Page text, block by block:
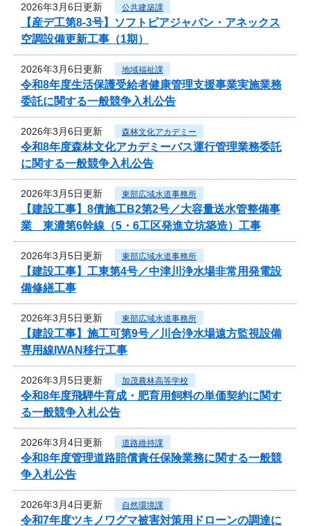
2026年3月6日更新 公共建築課
【産デ工第8-3号】ソフトピアジャパン・アネックス
空調設備更新工事（1期）
2026年3月6日更新 地域福祉課
令和8年度生活保護受給者健康管理支援事業実施業務
委託に関する一般競争入札公告
2026年3月6日更新 森林文化アカデミー
令和8年度森林文化アカデミーバス運行管理業務委託
に関する一般競争入札公告
2026年3月5日更新 東部広域水道事務所
【建設工事】8債施工B2第2号／大容量送水管整備事
業 東濃第6幹線（5・6工区発進立坑築造）工事
2026年3月5日更新 東部広域水道事務所
【建設工事】工東第4号／中津川浄水場非常用発電設
備修繕工事
2026年3月5日更新 東部広域水道事務所
【建設工事】施工可第9号／川合浄水場遠方監視設備
専用線IWAN移行工事
2026年3月5日更新 加茂農林高等学校
令和8年度飛騨牛育成・肥育用飼料の単価契約に関す
る一般競争入札公告
2026年3月4日更新 道路維持課
令和8年度管理道路賠償責任保険業務に関する一般競
争入札公告
2026年3月4日更新 自然環境課
令和7年度ツキノワグマ被害対策用ドローンの調達に